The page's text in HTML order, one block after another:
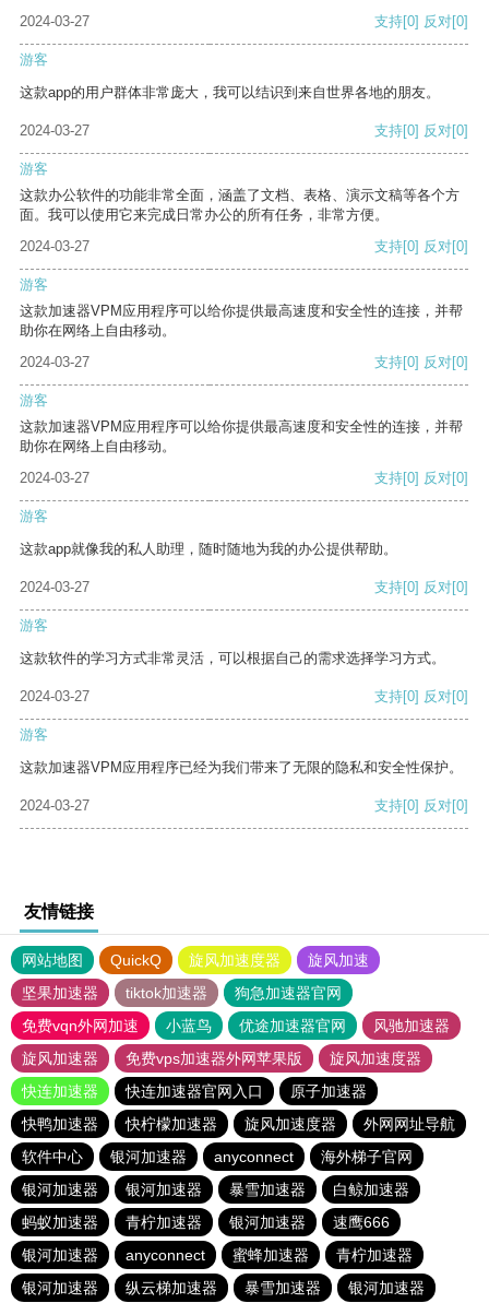
2024-03-27
支持[0] 反对[0]
游客
这款app的用户群体非常庞大，我可以结识到来自世界各地的朋友。
2024-03-27 支持[0] 反对[0]
游客
这款办公软件的功能非常全面，涵盖了文档、表格、演示文稿等各个方
面。我可以使用它来完成日常办公的所有任务，非常方便。
2024-03-27
支持[0] 反对[0]
游客
这款加速器VPM应用程序可以给你提供最高速度和安全性的连接，并帮
助你在网络上自由移动。
2024-03-27
支持[0] 反对[0]
游客
这款加速器VPM应用程序可以给你提供最高速度和安全性的连接，并帮
助你在网络上自由移动。
2024-03-27
支持[0] 反对[0]
游客
这款app就像我的私人助理，随时随地为我的办公提供帮助。
2024-03-27 支持[0] 反对[0]
游客
这款软件的学习方式非常灵活，可以根据自己的需求选择学习方式。
2024-03-27 支持[0] 反对[0]
游客
这款加速器VPM应用程序已经为我们带来了无限的隐私和安全性保护。
2024-03-27 支持[0] 反对[0]
友情链接
网站地图 QuickQ 旋风加速度器
旋风加速
坚果加速器
tiktok加速器
狗急加速器官网
免费vqn外网加速
小蓝鸟 优途加速器官网
风驰加速器
旋风加速器
免费vps加速器外网苹果版
旋风加速度器
快连加速器
快连加速器官网入口
原子加速器
快鸭加速器
快柠檬加速器 旋风加速度器
外网网址导航
软件中心
银河加速器 anyconnect
海外梯子官网
银河加速器
银河加速器 暴雪加速器
白鲸加速器
蚂蚁加速器
青柠加速器 银河加速器
速鹰666
银河加速器
anyconnect 蜜蜂加速器
青柠加速器
银河加速器
纵云梯加速器 暴雪加速器 银河加速器